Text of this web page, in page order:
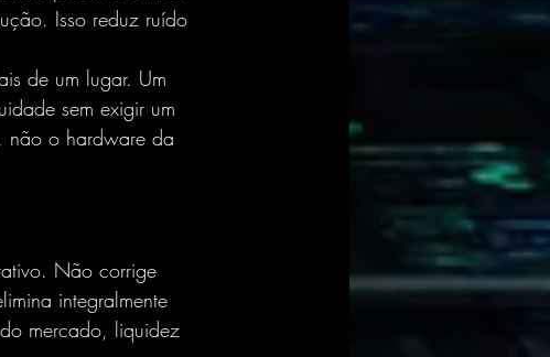
Isso reduz ruído
de um lugar. Um
sem exigir um
não o hardware da
Não corrige
integralmente
mercado, liquidez